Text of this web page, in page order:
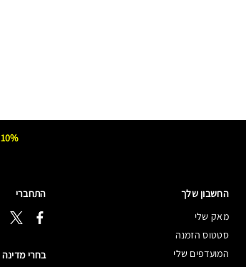
10% הנחה
החשבון שלך
מאק שלי
סטטוס הזמנה
המועדפים שלי
התחברי
בחרי מדינה